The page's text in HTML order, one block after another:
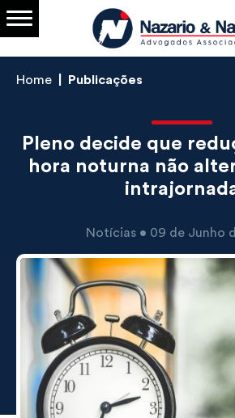
Home Publicações
Pleno decide que
hora noturna não
Notícias • 09 de Junho